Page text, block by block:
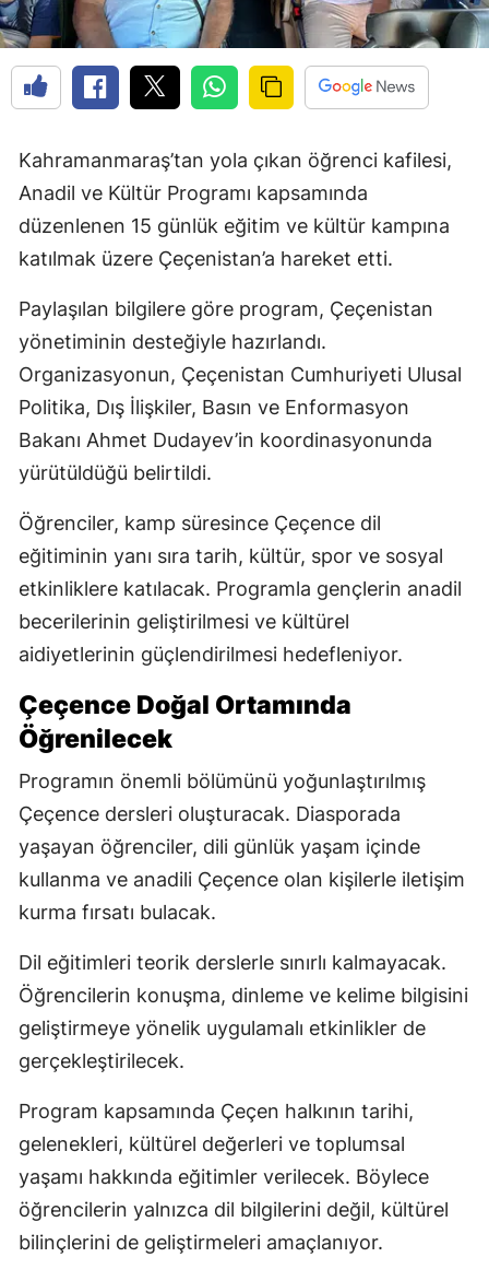
Kahramanmaraş’tan yola çıkan öğrenci kafilesi,
Anadil ve Kültür Programı kapsamında
düzenlenen 15 günlük eğitim ve kültür kampına
katılmak üzere Çeçenistan’a hareket etti.
Paylaşılan bilgilere göre program, Çeçenistan
yönetiminin desteğiyle hazırlandı.
Organizasyonun, Çeçenistan Cumhuriyeti Ulusal
Politika, Dış İlişkiler, Basın ve Enformasyon
Bakanı Ahmet Dudayev’in koordinasyonunda
yürütüldüğü belirtildi.
Öğrenciler, kamp süresince Çeçence dil
eğitiminin yanı sıra tarih, kültür, spor ve sosyal
etkinliklere katılacak. Programla gençlerin anadil
becerilerinin geliştirilmesi ve kültürel
aidiyetlerinin güçlendirilmesi hedefleniyor.
Çeçence Doğal Ortamında
Öğrenilecek
Programın önemli bölümünü yoğunlaştırılmış
Çeçence dersleri oluşturacak. Diasporada
yaşayan öğrenciler, dili günlük yaşam içinde
kullanma ve anadili Çeçence olan kişilerle iletişim
kurma fırsatı bulacak.
Dil eğitimleri teorik derslerle sınırlı kalmayacak.
Öğrencilerin konuşma, dinleme ve kelime bilgisini
geliştirmeye yönelik uygulamalı etkinlikler de
gerçekleştirilecek.
Program kapsamında Çeçen halkının tarihi,
gelenekleri, kültürel değerleri ve toplumsal
yaşamı hakkında eğitimler verilecek. Böylece
öğrencilerin yalnızca dil bilgilerini değil, kültürel
bilinçlerini de geliştirmeleri amaçlanıyor.